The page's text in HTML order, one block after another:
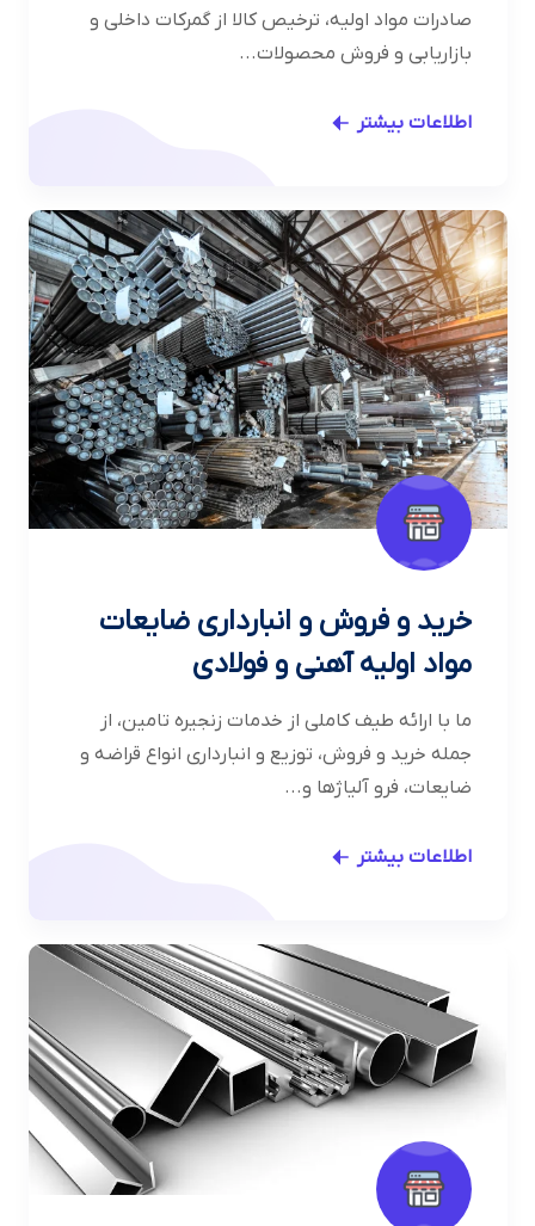
صادرات مواد اولیه، ترخیص کالا از گمرکات داخلی و
بازاریابی و فروش محصولات...
اطلاعات بیشتر
خرید و فروش و انبارداری ضایعات
مواد اولیه آهنی و فولادی
ما با ارائه طیف کاملی از خدمات زنجیره تامین، از
جمله خرید و فروش، توزیع و انبارداری انواع قراضه و
ضایعات، فرو آلیاژها و...
اطلاعات بیشتر